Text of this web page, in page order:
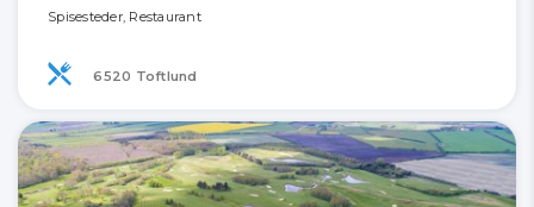
Spisesteder, Restaurant
6520 Toftlund